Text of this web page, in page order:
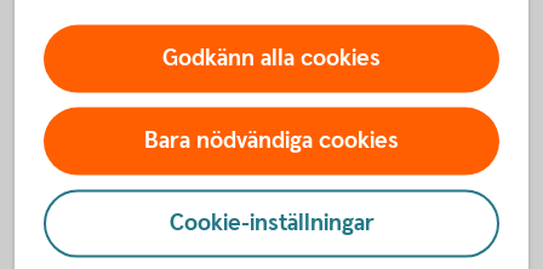
insättningar du gjort under året.
Skulle du göra en förlust på dina värdepapper
kan du inte göra avdrag för dem.
Du betalar skatt på ditt sparande på ISK
oavsett om värdet har ökat eller minskat.
Godkänn alla cookies
Bara nödvändiga cookies
Cookie-inställningar